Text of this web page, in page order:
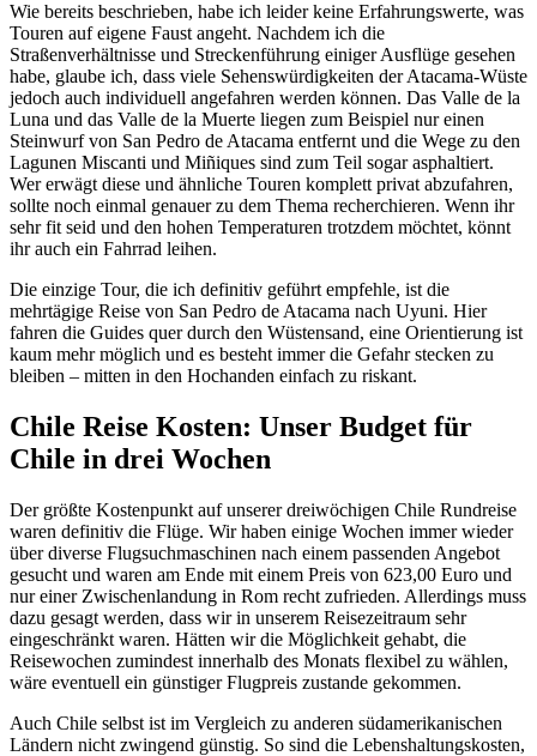
Wie bereits beschrieben, habe ich leider keine Erfahrungswerte, was
Touren auf eigene Faust angeht. Nachdem ich die
Straßenverhältnisse und Streckenführung einiger Ausflüge gesehen
habe, glaube ich, dass viele Sehenswürdigkeiten der Atacama-Wüste
jedoch auch individuell angefahren werden können. Das Valle de la
Luna und das Valle de la Muerte liegen zum Beispiel nur einen
Steinwurf von San Pedro de Atacama entfernt und die Wege zu den
Lagunen Miscanti und Miñiques sind zum Teil sogar asphaltiert.
Wer erwägt diese und ähnliche Touren komplett privat abzufahren,
sollte noch einmal genauer zu dem Thema recherchieren. Wenn ihr
sehr fit seid und den hohen Temperaturen trotzdem möchtet, könnt
ihr auch ein Fahrrad leihen.
Die einzige Tour, die ich definitiv geführt empfehle, ist die
mehrtägige Reise von San Pedro de Atacama nach Uyuni. Hier
fahren die Guides quer durch den Wüstensand, eine Orientierung ist
kaum mehr möglich und es besteht immer die Gefahr stecken zu
bleiben – mitten in den Hochanden einfach zu riskant.
Chile Reise Kosten: Unser Budget für
Chile in drei Wochen
Der größte Kostenpunkt auf unserer dreiwöchigen Chile Rundreise
waren definitiv die Flüge. Wir haben einige Wochen immer wieder
über diverse Flugsuchmaschinen nach einem passenden Angebot
gesucht und waren am Ende mit einem Preis von 623,00 Euro und
nur einer Zwischenlandung in Rom recht zufrieden. Allerdings muss
dazu gesagt werden, dass wir in unserem Reisezeitraum sehr
eingeschränkt waren. Hätten wir die Möglichkeit gehabt, die
Reisewochen zumindest innerhalb des Monats flexibel zu wählen,
wäre eventuell ein günstiger Flugpreis zustande gekommen.
Auch Chile selbst ist im Vergleich zu anderen südamerikanischen
Ländern nicht zwingend günstig. So sind die Lebenshaltungskosten,